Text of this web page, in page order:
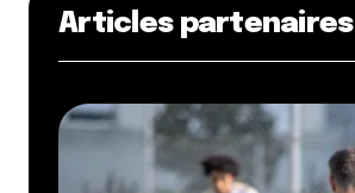
Articles partenaires